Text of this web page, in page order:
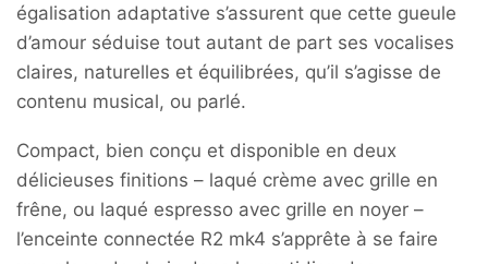
égalisation adaptative s’assurent que cette gueule
d’amour séduise tout autant de part ses vocalises
claires, naturelles et équilibrées, qu’il s’agisse de
contenu musical, ou parlé.
Compact, bien conçu et disponible en deux
délicieuses finitions – laqué crème avec grille en
frêne, ou laqué espresso avec grille en noyer –
l’enceinte connectée R2 mk4 s’apprête à se faire